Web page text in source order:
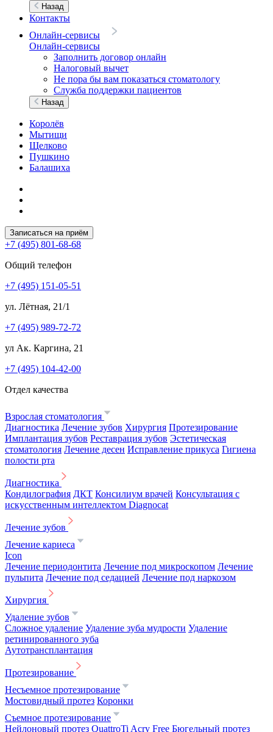
Назад
Контакты
Онлайн-сервисы
Онлайн-сервисы
Заполнить договор онлайн
Налоговый вычет
Не пора бы вам показаться стоматологу
Служба поддержки пациентов
Назад
Королёв
Мытищи
Щелково
Пушкино
Балашиха
Записаться на приём
+7 (495) 801-68-68
Общий телефон
+7 (495) 151-05-51
ул. Лётная, 21/1
+7 (495) 989-72-72
ул Ак. Каргина, 21
+7 (495) 104-42-00
Отдел качества
Взрослая стоматология
Диагностика Лечение зубов Хирургия Протезирование
Имплантация зубов Реставрация зубов Эстетическая
стоматология Лечение десен Исправление прикуса Гигиена
полости рта
Диагностика
Кондилография ДКТ Консилиум врачей Консультация с
искусственным интеллектом Diagnocat
Лечение зубов
Лечение кариеса
Icon
Лечение периодонтита Лечение под микроскопом Лечение
пульпита Лечение под седацией Лечение под наркозом
Хирургия
Удаление зубов
Сложное удаление Удаление зуба мудрости Удаление
ретинированного зуба
Аутотрансплантация
Протезирование
Несъемное протезирование
Мостовидный протез Коронки
Съемное протезирование
Нейлоновый протез QuattroTi Acry Free Бюгельный протез